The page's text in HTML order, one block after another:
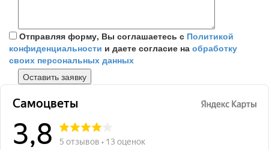
Отправляя форму, Вы соглашаетесь с Политикой
конфиденциальности и даете согласие на обработку
своих персональных данных